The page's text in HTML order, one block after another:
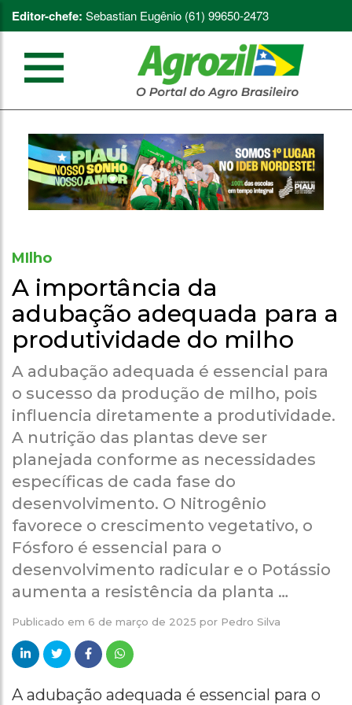
Editor-chefe: Sebastian Eugênio (61) 99650-2473
MIlho
A importância da
adubação adequada para a
produtividade do milho
A adubação adequada é essencial para
o sucesso da produção de milho, pois
influencia diretamente a produtividade.
A nutrição das plantas deve ser
planejada conforme as necessidades
específicas de cada fase do
desenvolvimento. O Nitrogênio
favorece o crescimento vegetativo, o
Fósforo é essencial para o
desenvolvimento radicular e o Potássio
aumenta a resistência da planta …
Publicado em 6 de março de 2025 por Pedro Silva
A adubação adequada é essencial para o